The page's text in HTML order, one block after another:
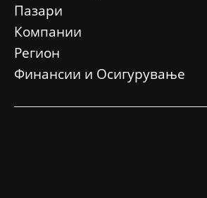
Пазари
Компании
Регион
Финансии и Осигурување